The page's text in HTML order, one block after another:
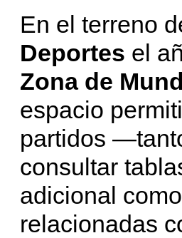
En el terreno
Deportes el
Zona de
espacio
partidos
consultar
adicional
relacionadas